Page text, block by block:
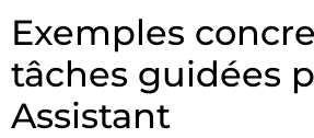
Exemples
tâches guidées
Assistant